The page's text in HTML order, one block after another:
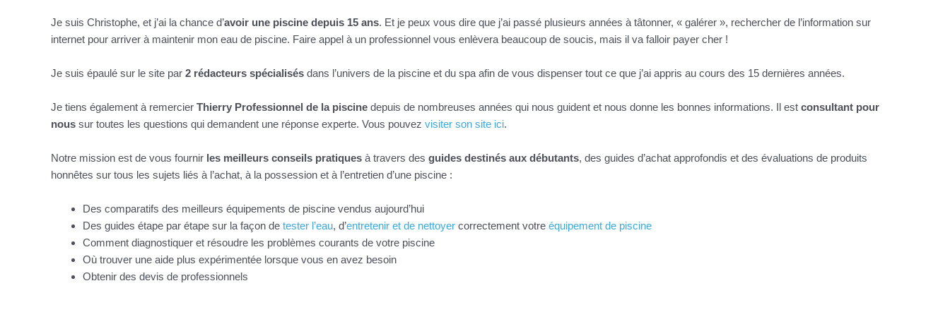
Je suis Christophe, et j’ai la chance d’avoir une piscine depuis 15 ans. Et je peux vous dire que j’ai passé plusieurs années à tâtonner, « galérer », rechercher de l’information sur
internet pour arriver à maintenir mon eau de piscine. Faire appel à un professionnel vous enlèvera beaucoup de soucis, mais il va falloir payer cher !
Je suis épaulé sur le site par 2 rédacteurs spécialisés dans l’univers de la piscine et du spa afin de vous dispenser tout ce que j’ai appris au cours des 15 dernières années.
Je tiens également à remercier Thierry Professionnel de la piscine depuis de nombreuses années qui nous guident et nous donne les bonnes informations. Il est consultant pour
nous sur toutes les questions qui demandent une réponse experte. Vous pouvez visiter son site ici.
Notre mission est de vous fournir les meilleurs conseils pratiques à travers des guides destinés aux débutants, des guides d’achat approfondis et des évaluations de produits
honnêtes sur tous les sujets liés à l’achat, à la possession et à l’entretien d’une piscine :
Des comparatifs des meilleurs équipements de piscine vendus aujourd’hui
Des guides étape par étape sur la façon de tester l’eau, d’entretenir et de nettoyer correctement votre équipement de piscine
Comment diagnostiquer et résoudre les problèmes courants de votre piscine
Où trouver une aide plus expérimentée lorsque vous en avez besoin
Obtenir des devis de professionnels